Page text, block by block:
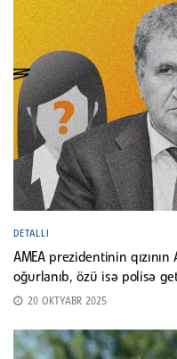
DETALLI
AMEA prezidentinin
oğurlanıb, özü isə polisə
20 OKTYABR 2025